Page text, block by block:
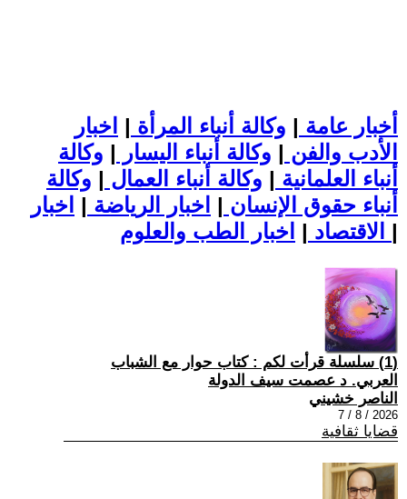
أخبار عامة | وكالة أنباء المرأة | اخبار
الأدب والفن | وكالة أنباء اليسار | وكالة
أنباء العلمانية | وكالة أنباء العمال | وكالة
أنباء حقوق الإنسان | اخبار الرياضة | اخبار
الاقتصاد | |
(1) سلسلة قرأت لكم : كتاب حوار مع الشباب
العربي. د عصمت سيف الدولة
الناصر خشيني
2026 / 8 / 7
قضايا ثقافية